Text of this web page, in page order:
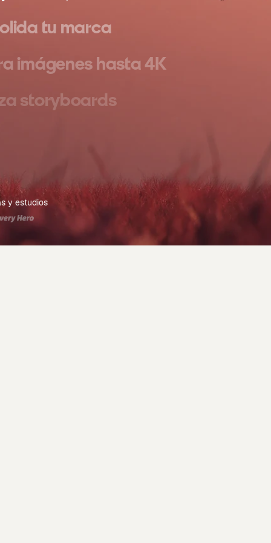
tu marca
imágenes hasta 4K
storyboards
cinematográficos
de trabajo
y estudios